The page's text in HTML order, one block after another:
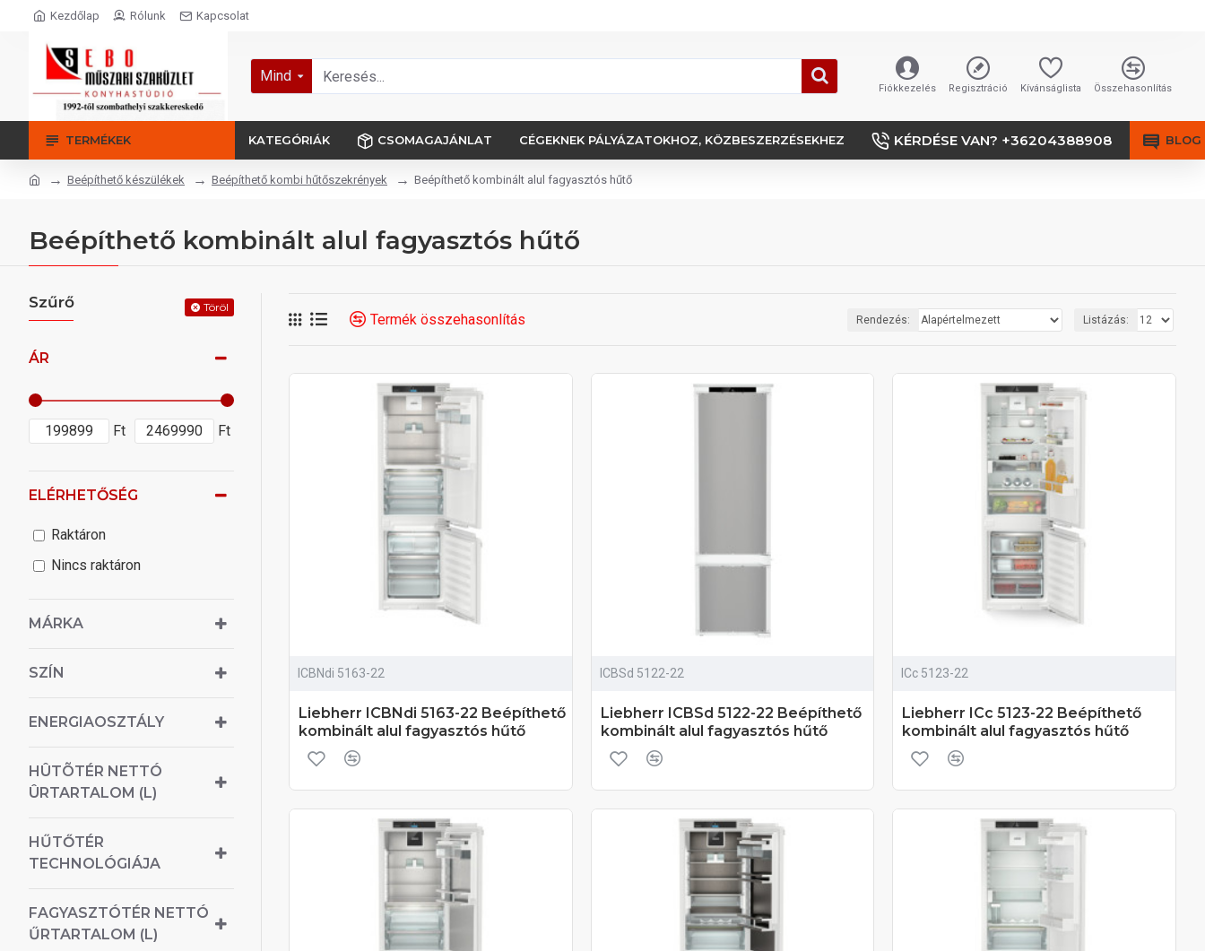
Kezdőlap Rólunk Kapcsolat
Mind
Fiókkezelés Regisztráció Kívánságlista Összehasonlítás
TERMÉKEK KATEGÓRIÁK CSOMAGAJÁNLAT CÉGEKNEK PÁLYÁZATOKHOZ, KÖZBESZERZÉSEKHEZ KÉRDÉSE VAN? +36204388908 BLOG
Beépíthető készülékek Beépíthető kombi hűtőszekrények Beépíthető kombinált alul fagyasztós hűtő
Beépíthető kombinált alul fagyasztós hűtő
Szűrő Töröl
ÁR
Ft Ft
MÁRKA
ENERGIAOSZTÁLY
HÛTÕTÉR NETTÓ
ÛRTARTALOM (L)
HŰTŐTÉR
TECHNOLÓGIÁJA
FAGYASZTÓTÉR NETTÓ
ŰRTARTALOM (L)
SZÍN
ELÉRHETŐSÉG
Raktáron
Nincs raktáron
Termék összehasonlítás Rendezés: Listázás:
ICBNdi 5163-22
Liebherr ICBNdi 5163-22 Beépíthető
kombinált alul fagyasztós hűtő
ICBSd 5122-22
Liebherr ICBSd 5122-22 Beépíthető
kombinált alul fagyasztós hűtő
ICc 5123-22
Liebherr ICc 5123-22 Beépíthető
kombinált alul fagyasztós hűtő